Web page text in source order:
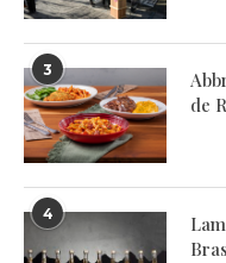
3
de
4